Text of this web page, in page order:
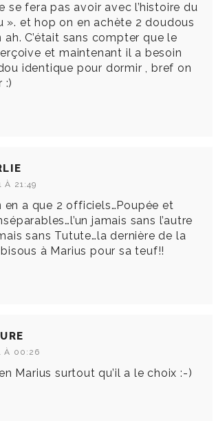
se fera pas avoir avec l’histoire du
». et hop on en achète 2 doudous
ah. C’était sans compter que le
et maintenant il a besoin
identique pour dormir , bref on
:)
À 21:49
en a que 2 officiels…Poupée et
jamais sans l’autre
sans Tutute…la dernière de la
à Marius pour sa teuf!!
À 00:26
Marius surtout qu’il a le choix :-)